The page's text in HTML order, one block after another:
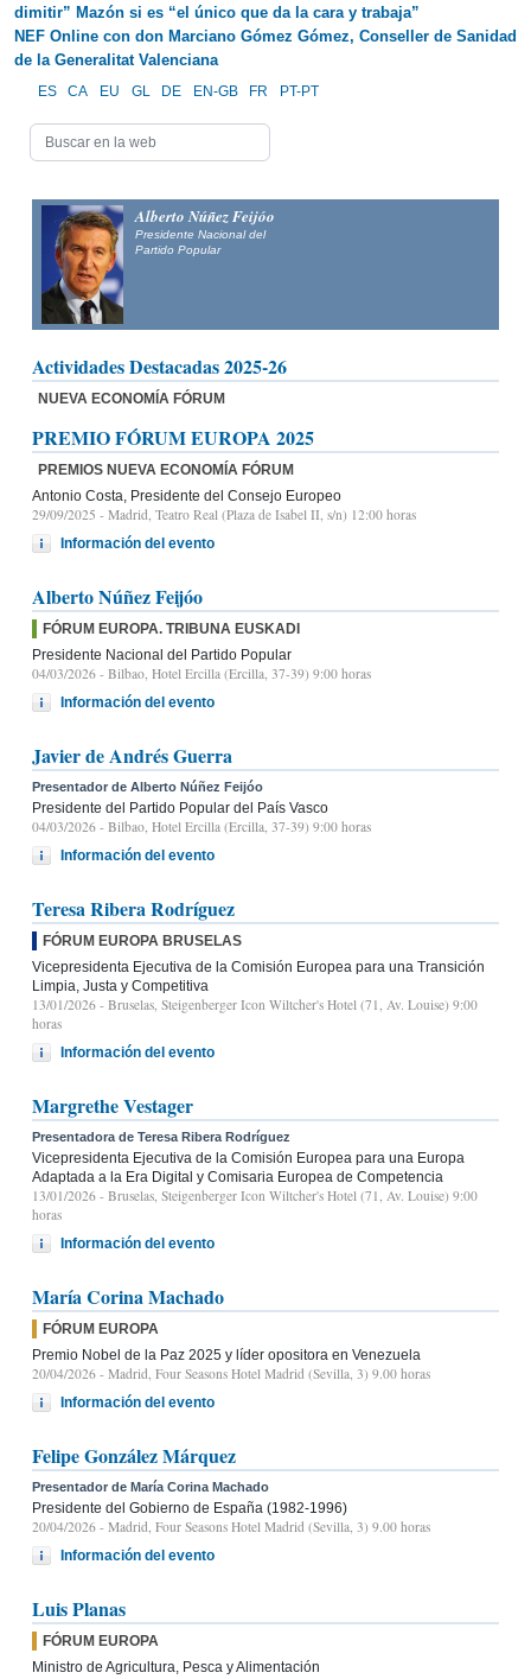
dimitir” Mazón si es “el único que da la cara y trabaja”
NEF Online con don Marciano Gómez Gómez, Conseller de Sanidad
de la Generalitat Valenciana
ES CA EU GL DE EN-GB FR PT-PT
Alberto Núñez Feijóo
Presidente Nacional del
Partido Popular
Actividades Destacadas 2025-26
NUEVA ECONOMÍA FÓRUM
PREMIO FÓRUM EUROPA 2025
PREMIOS NUEVA ECONOMÍA FÓRUM
Antonio Costa, Presidente del Consejo Europeo
29/09/2025 - Madrid, Teatro Real (Plaza de Isabel II, s/n) 12:00 horas
Información del evento
Alberto Núñez Feijóo
FÓRUM EUROPA. TRIBUNA EUSKADI
Presidente Nacional del Partido Popular
04/03/2026 - Bilbao, Hotel Ercilla (Ercilla, 37-39) 9:00 horas
Información del evento
Javier de Andrés Guerra
Presentador de Alberto Núñez Feijóo
Presidente del Partido Popular del País Vasco
04/03/2026 - Bilbao, Hotel Ercilla (Ercilla, 37-39) 9:00 horas
Información del evento
Teresa Ribera Rodríguez
FÓRUM EUROPA BRUSELAS
Vicepresidenta Ejecutiva de la Comisión Europea para una Transición
Limpia, Justa y Competitiva
13/01/2026 - Bruselas, Steigenberger Icon Wiltcher's Hotel (71, Av. Louise) 9:00
horas
Información del evento
Margrethe Vestager
Presentadora de Teresa Ribera Rodríguez
Vicepresidenta Ejecutiva de la Comisión Europea para una Europa
Adaptada a la Era Digital y Comisaria Europea de Competencia
13/01/2026 - Bruselas, Steigenberger Icon Wiltcher's Hotel (71, Av. Louise) 9:00
horas
Información del evento
María Corina Machado
FÓRUM EUROPA
Premio Nobel de la Paz 2025 y líder opositora en Venezuela
20/04/2026 - Madrid, Four Seasons Hotel Madrid (Sevilla, 3) 9.00 horas
Información del evento
Felipe González Márquez
Presentador de María Corina Machado
Presidente del Gobierno de España (1982-1996)
20/04/2026 - Madrid, Four Seasons Hotel Madrid (Sevilla, 3) 9.00 horas
Información del evento
Luis Planas
FÓRUM EUROPA
Ministro de Agricultura, Pesca y Alimentación